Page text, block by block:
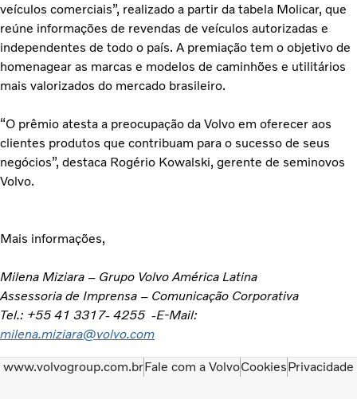
veículos comerciais”, realizado a partir da tabela Molicar, que
reúne informações de revendas de veículos autorizadas e
independentes de todo o país. A premiação tem o objetivo de
homenagear as marcas e modelos de caminhões e utilitários
mais valorizados do mercado brasileiro.
“O prêmio atesta a preocupação da Volvo em oferecer aos
clientes produtos que contribuam para o sucesso de seus
negócios”, destaca Rogério Kowalski, gerente de seminovos
Volvo.
Mais informações,
Milena Miziara – Grupo Volvo América Latina
Assessoria de Imprensa – Comunicação Corporativa
Tel.: +55 41 3317- 4255 -E-Mail:
milena.miziara@volvo.com
www.volvogroup.com.brFale com a VolvoCookiesPrivacidade